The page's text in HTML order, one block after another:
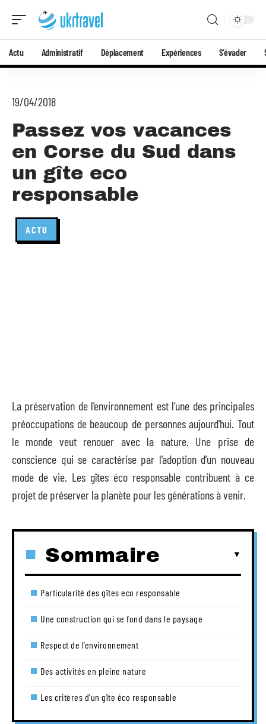
Actu Administratif Déplacement Expériences S’évader
19/04/2018
Passez vos vacances
en Corse du Sud dans
un gîte eco
responsable
ACTU
La préservation de l’environnement est l’une des principales
préoccupations de beaucoup de personnes aujourd’hui. Tout
le monde veut renouer avec la nature. Une prise de
conscience qui se caractérise par l’adoption d’un nouveau
mode de vie. Les gîtes éco responsable contribuent à ce
projet de préserver la planète pour les générations à venir.
Sommaire
Particularité des gîtes eco responsable
Une construction qui se fond dans le paysage
Respect de l’environnement
Des activités en pleine nature
Les critères d’un gîte éco responsable